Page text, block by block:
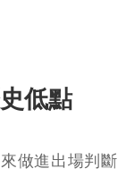
低點
做進出場判斷